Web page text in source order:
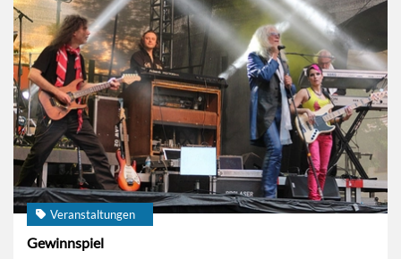
Veranstaltungen
Gewinnspiel